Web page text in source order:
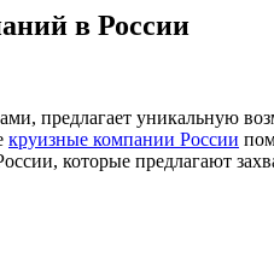
в России
предлагает уникальную
круизные компании России
которые предлагают